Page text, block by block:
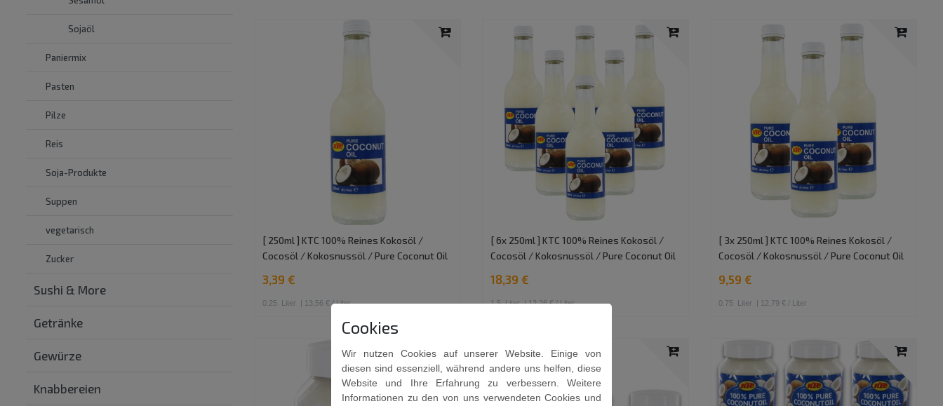
Sojaöl
Paniermix
Pasten
Pilze
Reis
Soja-Produkte
Suppen
vegetarisch
Zucker
Sushi & More
Getränke
Gewürze
Knabbereien
[ 250ml ] KTC 100% Reines Kokosöl /
Cocosöl / Kokosnussöl / Pure Coconut Oil
3,39 €
0.25 Liter | 13,56 € / Liter
[ 6x 250ml ] KTC 100% Reines Kokosöl /
Cocosöl / Kokosnussöl / Pure Coconut Oil
18,39 €
1.5 Liter | 12,26 € / Liter
[ 3x 250ml ] KTC 100% Reines Kokosöl /
Cocosöl / Kokosnussöl / Pure Coconut Oil
9,59 €
0.75 Liter | 12,79 € / Liter
Cookies
Wir nutzen Cookies auf unserer Website. Einige von
diesen sind essenziell, während andere uns helfen, diese
Website und Ihre Erfahrung zu verbessern. Weitere
Informationen zu den von uns verwendeten Cookies und